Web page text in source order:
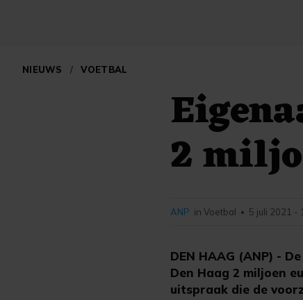
NIEUWS / VOETBAL
2
DEN HAAG (ANP) -
Den Haag 2 miljoen
uitspraak die de
ANP in Voetbal • 5 juli 2021 -